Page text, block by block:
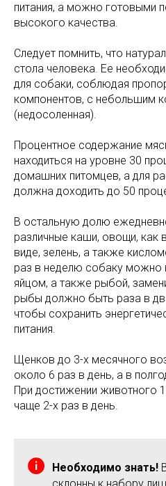
питания, а можно готовыми
высокого качества.
Следует помнить, что
стола человека. Ее
для собаки, соблюдая
компонентов, с небольшим
(недосоленная).
Процентное содержание
находиться на уровне 30
домашних питомцев, а для
должна доходить до 50
В остальную долю
различные каши, овощи, как
виде, зелень, а также
раз в неделю собаку можно
яйцом, а также рыбой,
рыбы должно быть раза в
чтобы сохранить
питания.
Щенков до 3-х месячного
около 6 раз в день, а в
При достижении животного
чаще 2-х раз в день.
Необходимо знать!